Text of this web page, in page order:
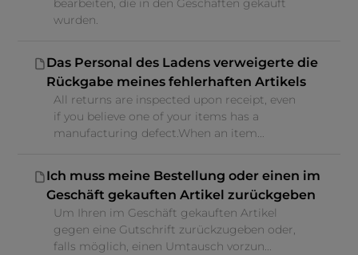
bearbeiten, die in den Geschäften gekauft
wurden.
Das Personal des Ladens verweigerte die
Rückgabe meines fehlerhaften Artikels
All returns are inspected upon receipt, even
if you believe one of your items has a
manufacturing defect.When an item...
Ich muss meine Bestellung oder einen im
Geschäft gekauften Artikel zurückgeben
Um Ihren im Geschäft gekauften Artikel
gegen eine Gutschrift zurückzugeben oder,
falls möglich, einen Umtausch vorzun...